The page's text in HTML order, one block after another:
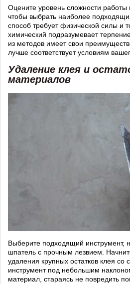
Оцените уровень сложности
чтобы выбрать наиболее
способ требует физической силы и
химический подразумевает
из методов имеет свои
лучше соответствует условиям
Удаление клея и
материалов
Выберите подходящий инструмент,
шпатель с прочным лезвием.
удаления крупных остатков клея со
инструмент под небольшим
материал, стараясь не повредить